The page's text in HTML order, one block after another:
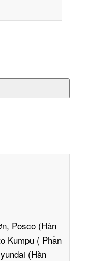
Posco (Hàn
Kumpu ( Phần
(Hàn